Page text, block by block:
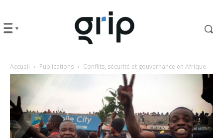
Accueil Publications Conflits, sécurité et gouvernance en Afrique